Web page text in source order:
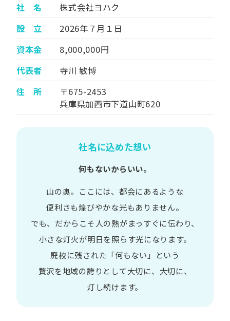
社 名
株式会社ヨハク
設 立
2026年７月１日
資本金
8,000,000円
代表者
寺川 敏博
住 所
〒675-2453
兵庫県加西市下道山町620
社名に込めた想い
何もないからいい。
山の​奥。​ここには、​都会に​あるような​
便利さも煌びやかな​光も​ありません。​
でも、​だから​こそ 人の​熱が​まっすぐに​伝わり、
小さな​灯火が​明日を​照らす光に​なります。
廃校に​残された​「何も​ない」と​いう​
贅沢を地域の​誇りと​して大切に、​大切に、​
灯し続けます。​